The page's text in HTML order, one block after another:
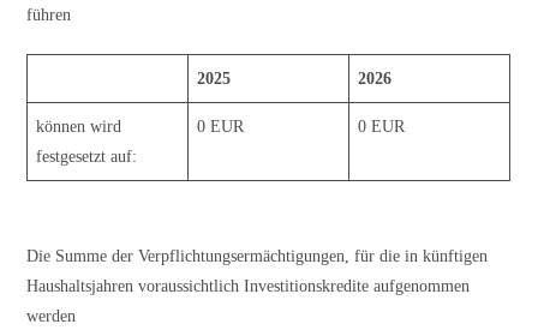
führen
2025 2026
können wird
festgesetzt auf:
0 EUR 0 EUR
Die Summe der Verpflichtungsermächtigungen, für die in künftigen
Haushaltsjahren voraussichtlich Investitionskredite aufgenommen
werden